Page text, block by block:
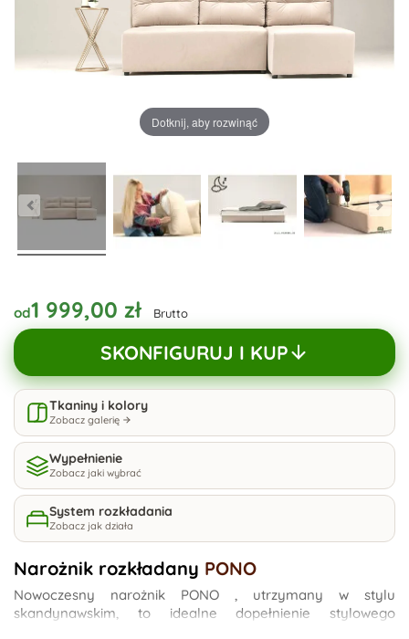
Dotknij, aby rozwinąć
od1 999,00 zł Brutto
SKONFIGURUJ I KUP
Tkaniny i kolory
Zobacz galerię
Wypełnienie
Zobacz jaki wybrać
System rozkładania
Zobacz jak działa
Narożnik rozkładany PONO
Nowoczesny narożnik PONO , utrzymany w stylu
skandynawskim, to idealne dopełnienie stylowego